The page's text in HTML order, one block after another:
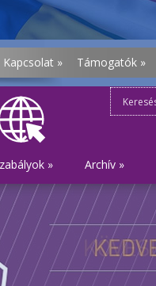
Kapcsolat » Támogatók »
» Archív »